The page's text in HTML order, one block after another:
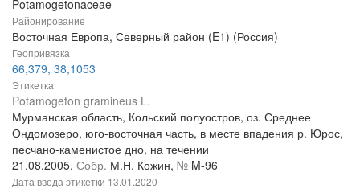
Potamogetonaceae
Районирование
Восточная Европа, Северный район (E1) (Россия)
Геопривязка
66,379, 38,1053
Этикетка
Potamogeton gramineus L.
Мурманская область, Кольский полуостров, оз. Среднее
Ондомозеро, юго-восточная часть, в месте впадения р. Юрос,
песчано-каменистое дно, на течении
21.08.2005. Собр. М.Н. Кожин, № M-96
Дата ввода этикетки 13.01.2020